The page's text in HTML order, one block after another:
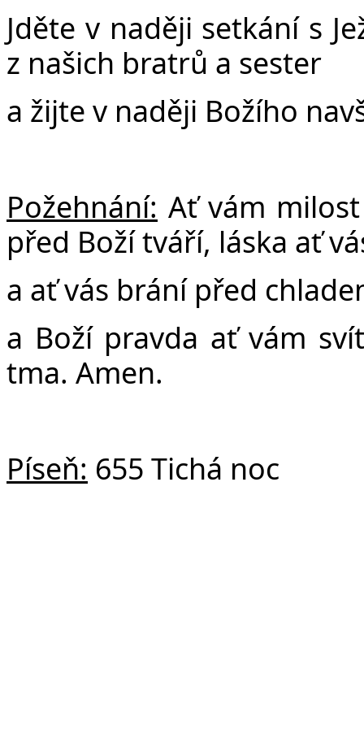
Jděte v naději setkání s
z našich bratrů a sester
a žijte v naději Božího
Požehnání: Ať vám
před Boží tváří, láska ať
a ať vás brání před
a Boží pravda ať vám
tma. Amen.
Píseň: 655 Tichá noc